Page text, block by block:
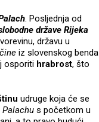
. Posljednja od
države Rijeka
državu u
iz slovenskog benda
osporiti hrabrost, što
udruge koja će se
Palachu s početkom u